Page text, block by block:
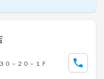
０－２０－１Ｆ